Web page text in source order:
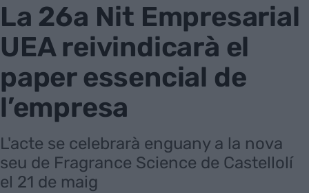
La 26a Nit Empresarial
UEA reivindicarà el
paper essencial de
l’empresa
L'acte se celebrarà enguany a la nova
seu de Fragrance Science de Castellolí
el 21 de maig